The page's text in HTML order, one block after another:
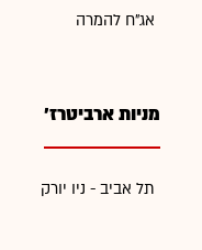
אג"ח להמרה
מניות ארביטרז'
תל אביב - ניו יורק